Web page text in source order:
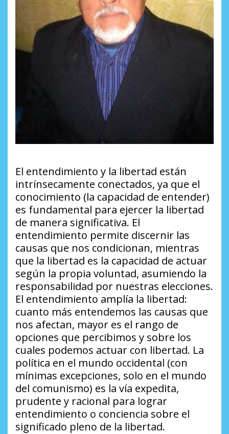
El entendimiento y la libertad están
intrínsecamente conectados, ya que el
conocimiento (la capacidad de entender)
es fundamental para ejercer la libertad
de manera significativa. El
entendimiento permite discernir las
causas que nos condicionan, mientras
que la libertad es la capacidad de actuar
según la propia voluntad, asumiendo la
responsabilidad por nuestras elecciones.
El entendimiento amplía la libertad:
cuanto más entendemos las causas que
nos afectan, mayor es el rango de
opciones que percibimos y sobre los
cuales podemos actuar con libertad. La
política en el mundo occidental (con
mínimas excepciones, solo en el mundo
del comunismo) es la vía expedita,
prudente y racional para lograr
entendimiento o conciencia sobre el
significado pleno de la libertad.